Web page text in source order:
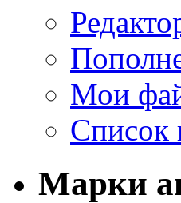
Мои
Список
Марки